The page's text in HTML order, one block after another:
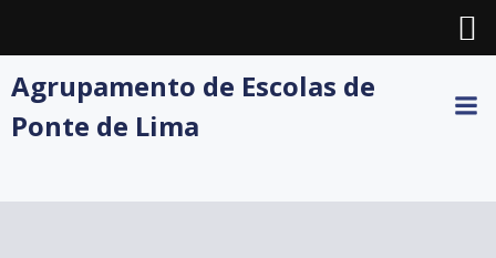
to
Agrupamento de Escolas de
Ponte de Lima